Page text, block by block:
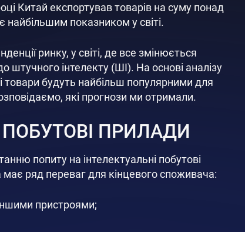
Китай експортував товарів на суму понад
показником у світі.
ринку, у світі, де все змінюється
інтелекту (ШІ). На основі аналізу
будуть найбільш популярними для
які прогнози ми отримали.
ПОБУТОВІ ПРИЛАДИ
попиту на інтелектуальні побутові
ряд переваг для кінцевого споживача:
пристроями;